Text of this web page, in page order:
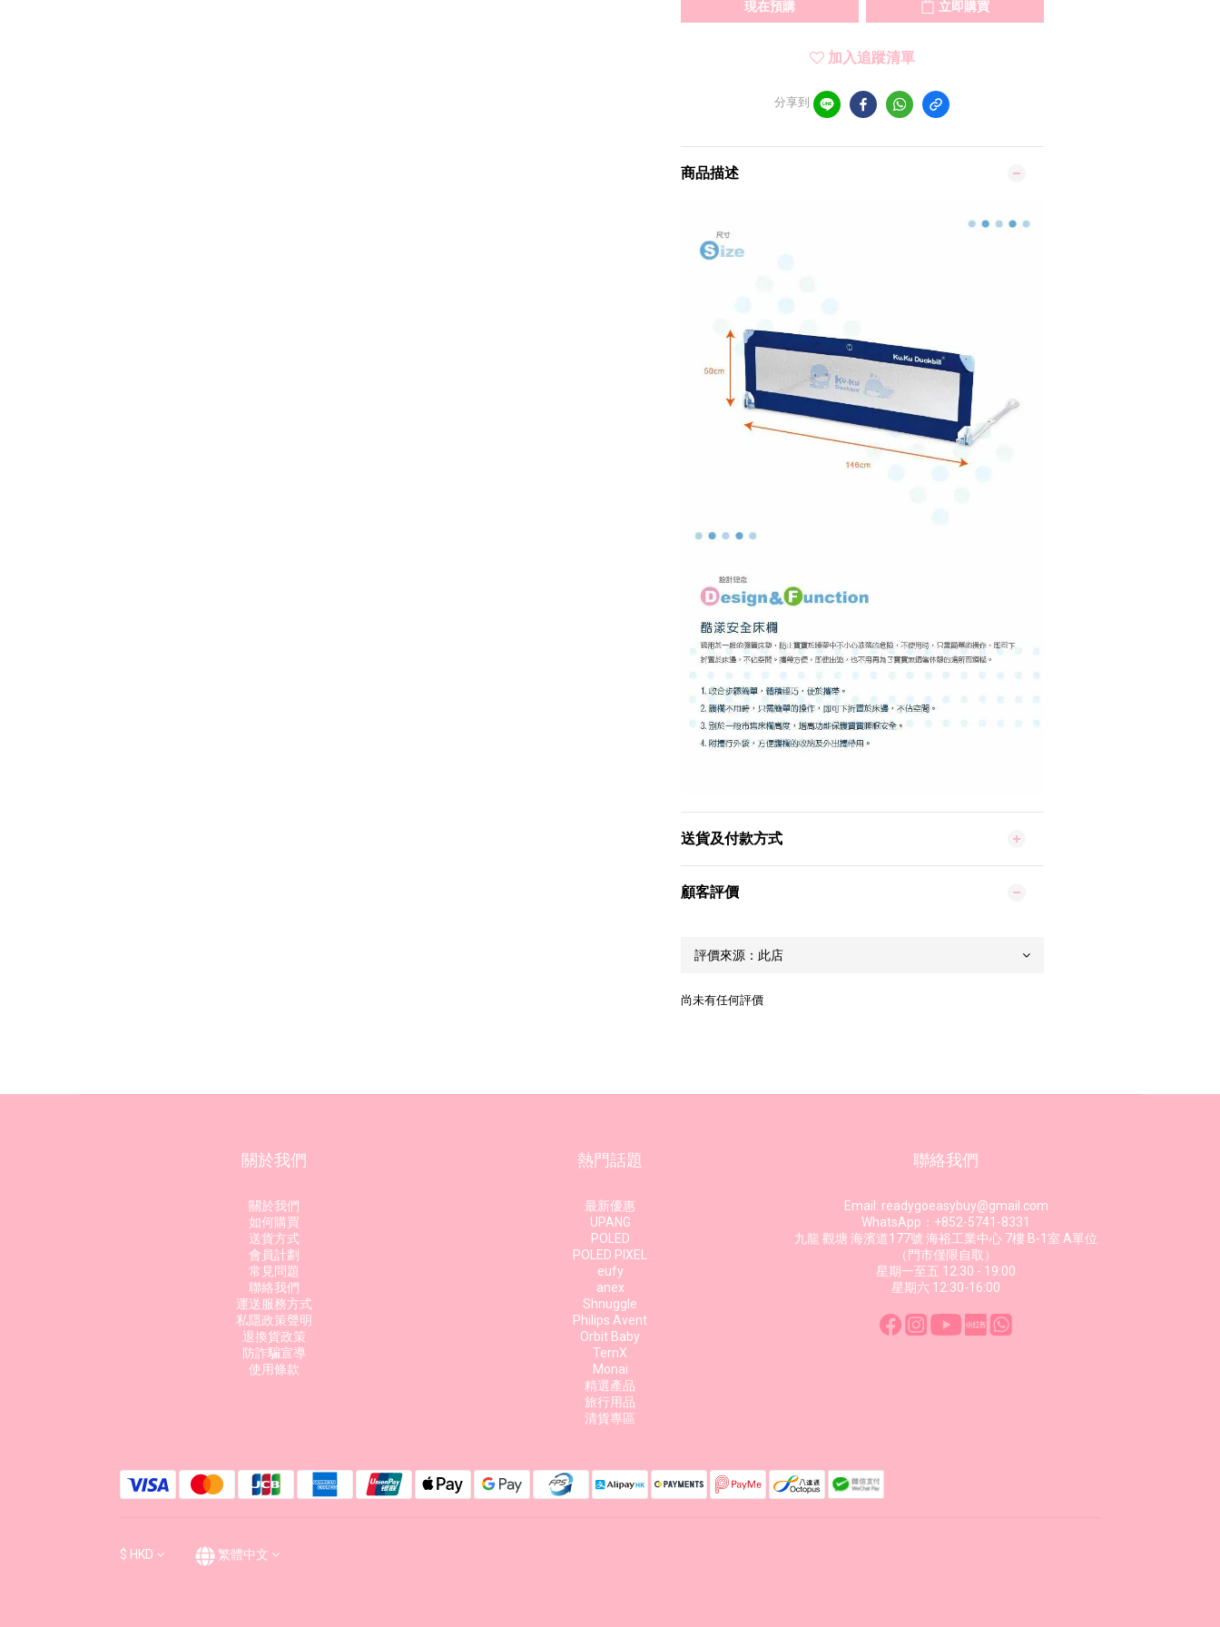
現在預購 立即購買
加入追蹤清單
分享到
商品描述
送貨及付款方式
顧客評價
尚未有任何評價
關於我們
關於我們
如何購買
送貨方式
會員計劃
常見問題
聯絡我們
運送服務方式
私隱政策聲明
退換貨政策
防詐騙宣導
使用條款
熱門話題
最新優惠
UPANG
POLED
POLED PIXEL
eufy
anex
Shnuggle
Philips Avent
Orbit Baby
TernX
Monai
精選產品
旅行用品
清貨專區
聯絡我們
Email: readygoeasybuy@gmail.com
WhatsApp：+852-5741-8331
九龍 觀塘 海濱道177號 海裕工業中心 7樓 B-1室 A單位
（門市僅限自取）
星期一至五 12:30 - 19:00
星期六 12:30-16:00
$ HKD 繁體中文